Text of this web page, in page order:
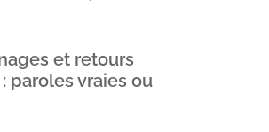
et retours
paroles vraies ou